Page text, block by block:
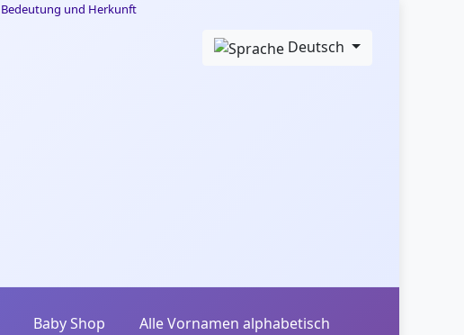
Deutsch
Baby Shop Alle Vornamen alphabetisch